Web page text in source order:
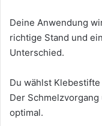
Deine Anwendung
richtige Stand und
Unterschied.
Du wählst
Der
optimal.